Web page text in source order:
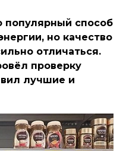
популярный способ
но качество
отличаться.
проверку
лучшие и